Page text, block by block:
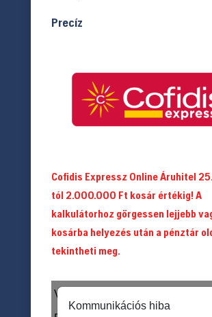
Precíz
Cofidis Expressz Online Áruhitel
tól 2.000.000 Ft kosár értékig! A
kalkulátorhoz görgessen lejjebb
kosárba helyezés után a pénztár
tekintheti meg.